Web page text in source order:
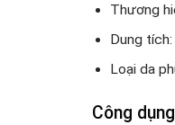
Thương
Dung tích:
Loại da
Công